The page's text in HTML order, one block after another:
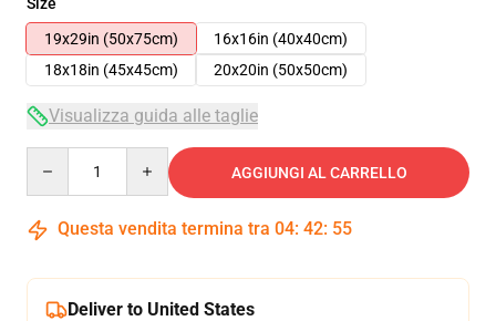
19x29in (50x75cm)
16x16in (40x40cm)
18x18in (45x45cm)
20x20in (50x50cm)
Visualizza guida alle taglie
AGGIUNGI AL CARRELLO
Questa vendita termina tra 04: 42: 54
Deliver to United States